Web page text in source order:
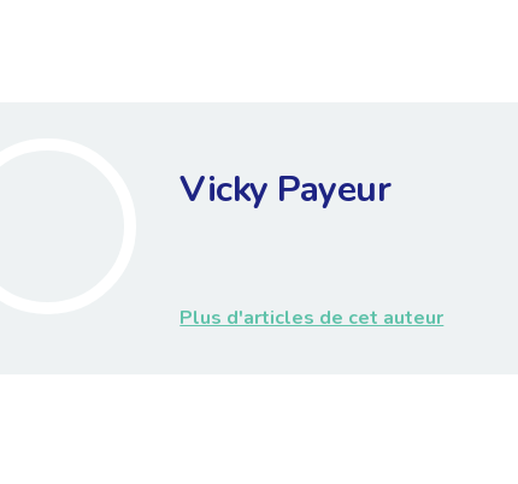
Vicky Payeur
Plus d'articles de cet auteur